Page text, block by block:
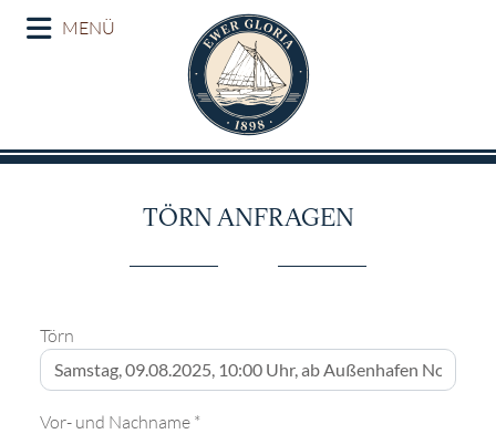
MENÜ
TÖRN ANFRAGEN
Törn
Vor- und Nachname *